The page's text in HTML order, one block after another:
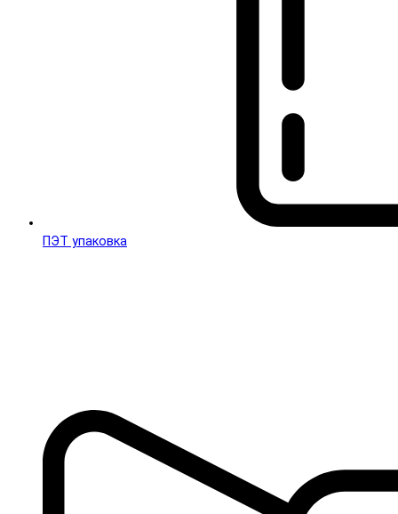
ПЭТ упаковка